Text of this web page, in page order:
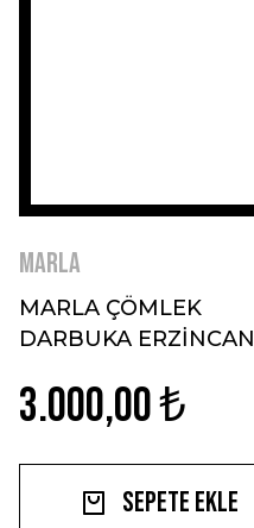
MARLA
MARLA ÇÖMLEK
DARBUKA ERZİNCAN
3.000,00 ₺
Sepete Ekle